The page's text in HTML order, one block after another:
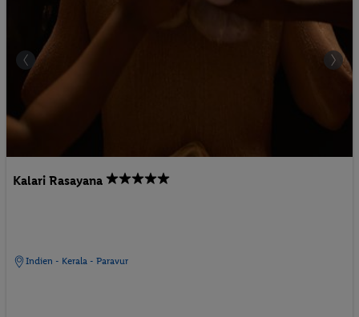
Kalari Rasayana
Indien - Kerala - Paravur